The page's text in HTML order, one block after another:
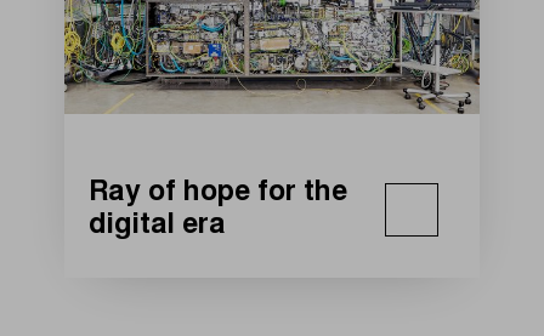
Ray of hope for the
digital era